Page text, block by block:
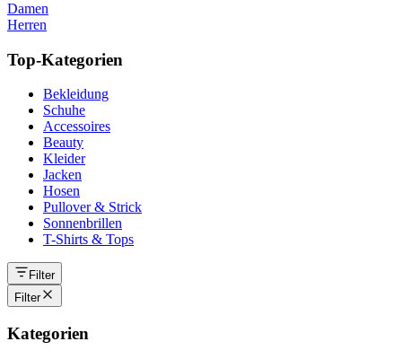
Damen
Herren
Top-Kategorien
Bekleidung
Schuhe
Accessoires
Beauty
Kleider
Jacken
Hosen
Pullover & Strick
Sonnenbrillen
T-Shirts & Tops
Filter
Filter
Kategorien